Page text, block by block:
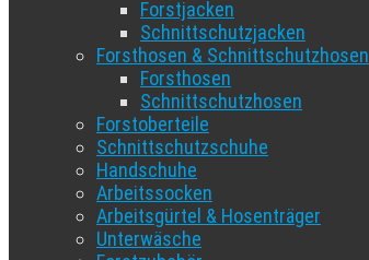
Forstjacken
Schnittschutzjacken
Forsthosen & Schnittschutzhosen
Forsthosen
Schnittschutzhosen
Forstoberteile
Schnittschutzschuhe
Handschuhe
Arbeitssocken
Arbeitsgürtel & Hosenträger
Unterwäsche